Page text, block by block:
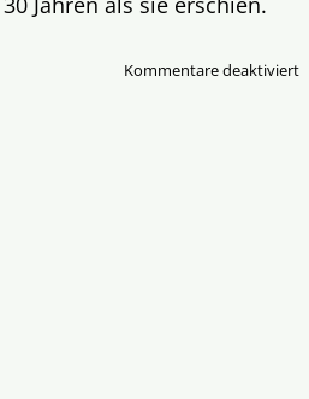
Kommentare deaktiviertfür